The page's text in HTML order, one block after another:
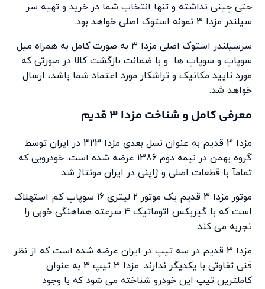
حتی چینی نداشته و تنها انتخاب شما در خرید و تهیه سر
سیلندر مزدا 3 نمونه استوک اصلی خواهد بود.
سرسیلندر استوک اصلی مزدا 3 به صورت کامل به همراه میل
سوپاپ و سوپاپ ها و با ضمانت بازگشت کالا در صورتی که
مورد تایید مکانیک و تراشکار مورد اعتماد شما باشد، ارسال
خواهد شد.
معرفی کامل و شناخت مزدا 3 قدیم
مزدا 3 قدیم به عنوان نسل بعدی مزدا 323 در ایران توسط
گروه بهمن در نیمه دوم 1386 عرضه شده است. خودرویی که
تمامآ با قطعات اصلی و ژاپنی در ایران مونتاژ شد.
موتور مزدا 3 قدیم یک موتور 2 لیتری 16 سوپاپ کم استهلاک
است که با گیربکس اتوماتیک 4 سرعته هماهنگی خوبی را
تجربه می کند.
مزدا 3 قدیم در سه تیپ در ایران عرضه شده است که از نظر
فنی تفاوتی با یکدیگر ندارند. مزدا 3 تیپ 3 به عنوان
کاملترین تیپ این خودرو شناخته می شود که با وجود